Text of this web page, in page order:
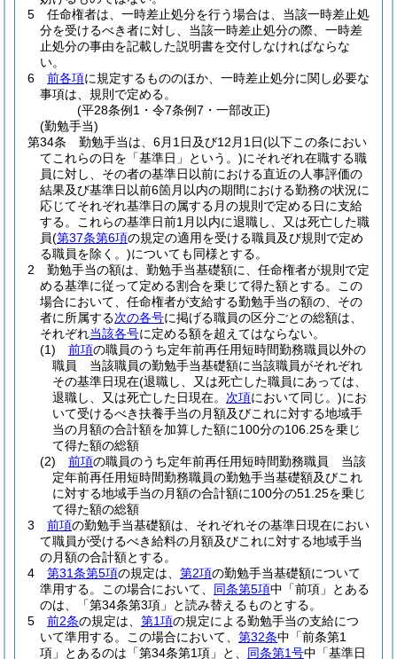
5
任命権者は、一時差止処分を行う場合は、当該一時差止処
分を受けるべき者に対し、当該一時差止処分の際、一時差
止処分の事由を記載した説明書を交付しなければならな
い。
6
前各項に規定するもののほか、一時差止処分に関し必要な
事項は、規則で定める。
(平28条例1・令7条例7・一部改正)
(勤勉手当)
第34条
勤勉手当は、6月1日及び12月1日(以下この条におい
てこれらの日を「基準日」という。)にそれぞれ在職する職
員に対し、その者の基準日以前における直近の人事評価の
結果及び基準日以前6箇月以内の期間における勤務の状況に
応じてそれぞれ基準日の属する月の規則で定める日に支給
する。
これらの基準日前1月以内に退職し、又は死亡した職
員(第37条第6項の規定の適用を受ける職員及び規則で定め
る職員を除く。)についても同様とする。
2
勤勉手当の額は、勤勉手当基礎額に、任命権者が規則で定
める基準に従って定める割合を乗じて得た額とする。
この
場合において、任命権者が支給する勤勉手当の額の、その
者に所属する次の各号に掲げる職員の区分ごとの総額は、
それぞれ当該各号に定める額を超えてはならない。
(1)
前項の職員のうち定年前再任用短時間勤務職員以外の
職員 当該職員の勤勉手当基礎額に当該職員がそれぞれ
その基準日現在(退職し、又は死亡した職員にあっては、
退職し、又は死亡した日現在。 次項において同じ。)にお
いて受けるべき扶養手当の月額及びこれに対する地域手
当の月額の合計額を加算した額に100分の106.25を乗じ
て得た額の総額
(2)
前項の職員のうち定年前再任用短時間勤務職員 当該
定年前再任用短時間勤務職員の勤勉手当基礎額及びこれ
に対する地域手当の月額の合計額に100分の51.25を乗じ
て得た額の総額
3
前項の勤勉手当基礎額は、それぞれその基準日現在におい
て職員が受けるべき給料の月額及びこれに対する地域手当
の月額の合計額とする。
4
第31条第5項の規定は、 第2項の勤勉手当基礎額について
準用する。
この場合において、 同条第5項中「前項」とある
のは、「第34条第3項」と読み替えるものとする。
5
前2条の規定は、 第1項の規定による勤勉手当の支給につ
いて準用する。
この場合において、 第32条中「前条第1
項」とあるのは「第34条第1項」と、 同条第1号中「基準日